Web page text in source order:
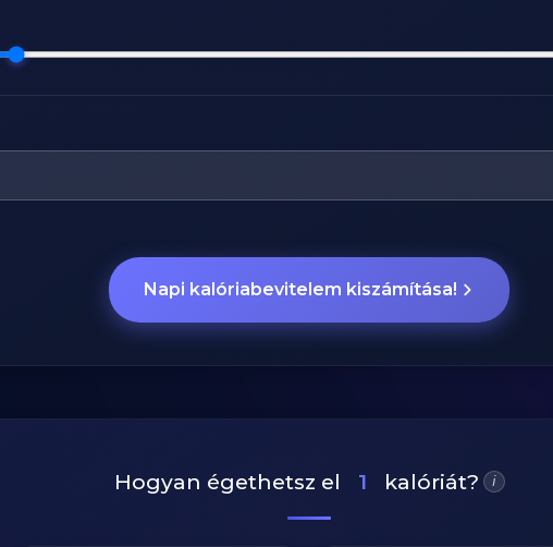
Napi kalóriabevitelem kiszámítása!
Hogyan égethetsz el 1 kalóriát? i